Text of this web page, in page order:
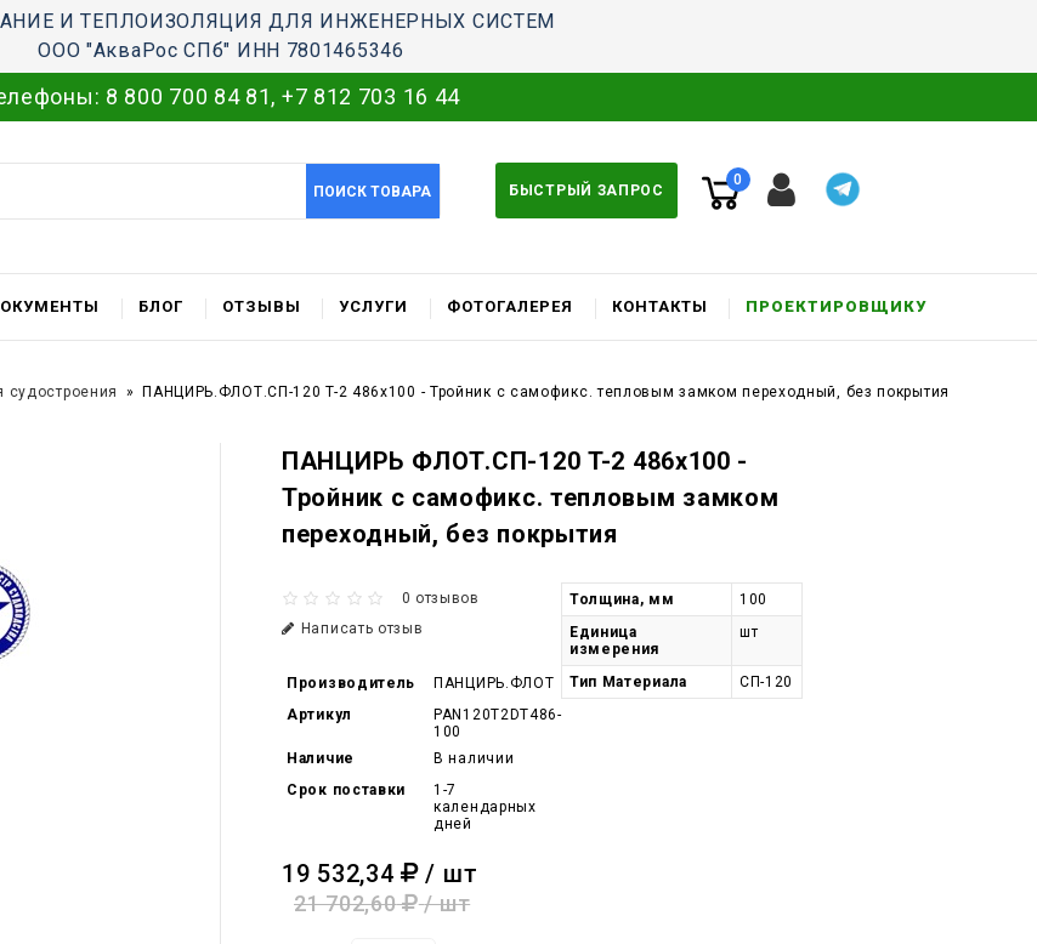
И ТЕПЛОИЗОЛЯЦИЯ ДЛЯ ИНЖЕНЕРНЫХ СИСТЕМ
ООО "АкваРос СПб" ИНН 7801465346
8 800 700 84 81, +7 812 703 16 44
ПОИСК ТОВАРА БЫСТРЫЙ ЗАПРОС
0
БЛОГ ОТЗЫВЫ УСЛУГИ ФОТОГАЛЕРЕЯ КОНТАКТЫ ПРОЕКТИРОВЩИКУ
судостроения ПАНЦИРЬ.ФЛОТ.СП-120 T-2 486x100 - Тройник c самофикс. тепловым замком переходный, без покрытия
ПАНЦИРЬ ФЛОТ.СП-120 T-2 486x100 -
Тройник c самофикс. тепловым замком
переходный, без покрытия
0 отзывов
Написать отзыв
Производитель
ПАНЦИРЬ.ФЛОТ
Артикул
PAN120T2DT486-
100
Наличие
В наличии
Срок поставки
1-7
календарных
дней
19 532,34 / шт
21 702,60 / шт
Толщина, мм
100
Единица
измерения
шт
Тип Материала СП-120